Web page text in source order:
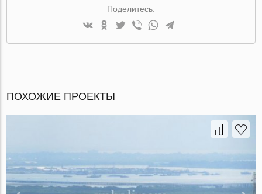
Поделитесь:
ПОХОЖИЕ ПРОЕКТЫ